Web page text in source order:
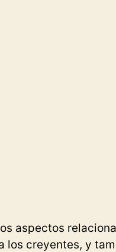
aspectos
los creyentes, y